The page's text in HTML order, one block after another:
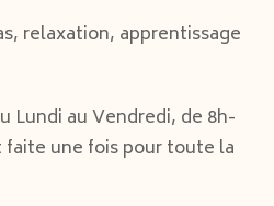
relaxation, apprentissage
Lundi au Vendredi, de 8h-
faite une fois pour toute la